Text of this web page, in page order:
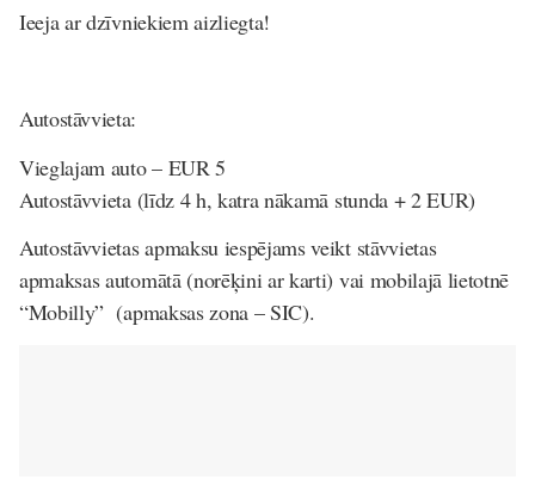
Ieeja ar dzīvniekiem aizliegta!
Autostāvvieta:
Vieglajam auto – EUR 5
Autostāvvieta (līdz 4 h, katra nākamā stunda + 2 EUR)
Autostāvvietas apmaksu iespējams veikt stāvvietas
apmaksas automātā (norēķini ar karti) vai mobilajā lietotnē
“Mobilly” (apmaksas zona – SIC).